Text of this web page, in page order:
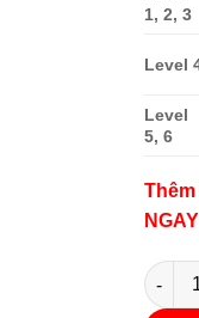
1, 2, 3
Level
Level
5, 6
Số